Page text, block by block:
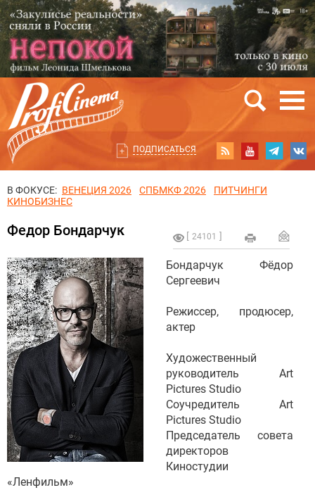
ПОДПИСАТЬСЯ
В ФОКУСЕ: ВЕНЕЦИЯ 2026 СПБМКФ 2026
ПИТЧИНГИ
КИНОБИЗНЕС
24101
Федор Бондарчук
Бондарчук Фёдор
Сергеевич
Режиссер, продюсер,
актер
Художественный
руководитель Art
Pictures Studio
Соучредитель Art
Pictures Studio
Председатель совета
директоров
Киностудии
«Ленфильм»